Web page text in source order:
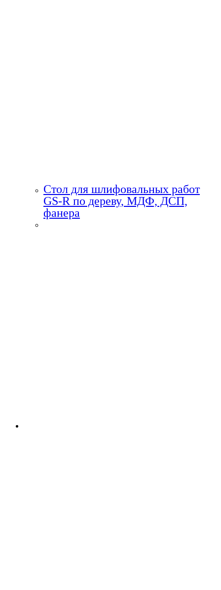
Стол для шлифовальных работ
GS-R по дереву, МДФ, ДСП,
фанера